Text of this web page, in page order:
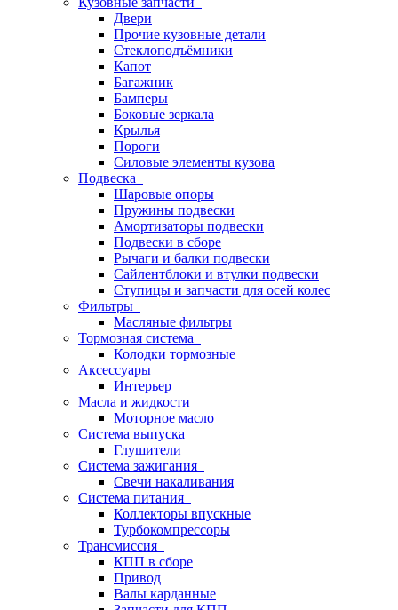
Двери
Прочие кузовные детали
Стеклоподъёмники
Капот
Багажник
Бамперы
Боковые зеркала
Крылья
Пороги
Силовые элементы кузова
Подвеска
Шаровые опоры
Пружины подвески
Амортизаторы подвески
Подвески в сборе
Рычаги и балки подвески
Сайлентблоки и втулки подвески
Ступицы и запчасти для осей колес
Фильтры
Масляные фильтры
Тормозная система
Колодки тормозные
Аксессуары
Интерьер
Масла и жидкости
Моторное масло
Система выпуска
Глушители
Система зажигания
Свечи накаливания
Система питания
Коллекторы впускные
Турбокомпрессоры
Трансмиссия
КПП в сборе
Привод
Валы карданные